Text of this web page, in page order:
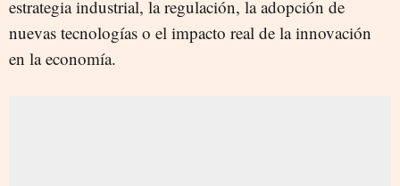
estrategia industrial, la regulación, la adopción de
nuevas tecnologías o el impacto real de la innovación
en la economía.